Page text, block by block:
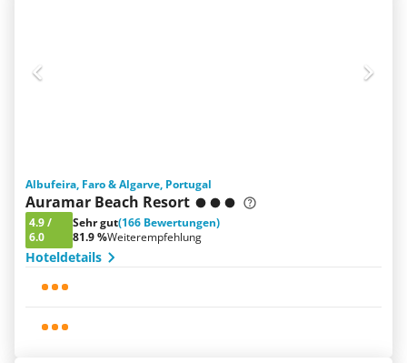
Albufeira, Faro & Algarve, Portugal
Auramar Beach Resort
4.9/
6.0
Sehr gut(166 Bewertungen)
81.9 %Weiterempfehlung
Hoteldetails